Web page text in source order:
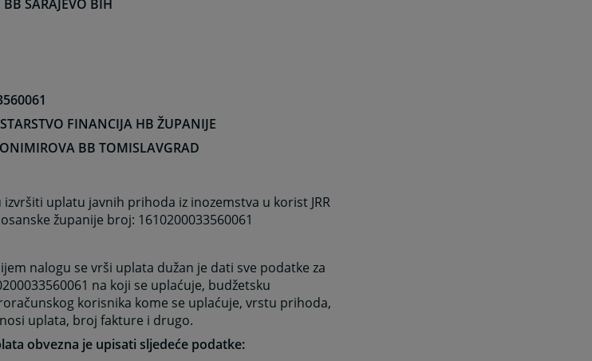
SARAJEVO BIH
FINANCIJA HB ŽUPANIJE
BB TOMISLAVGRAD
uplatu javnih prihoda iz inozemstva u korist JRR
županije broj: 1610200033560061
nalogu se vrši uplata dužan je dati sve podatke za
na koji se uplaćuje, budžetsku
korisnika kome se uplaćuje, vrstu prihoda,
uplata, broj fakture i drugo.
obvezna je upisati sljedeće podatke: